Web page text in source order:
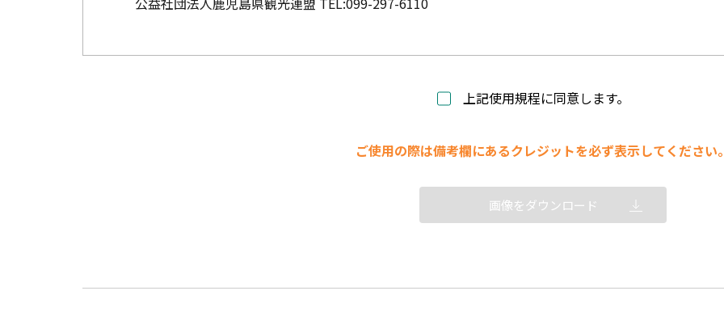
上記使用規程に同意します。
ご使用の際は備考欄にあるクレジットを必ず表示してください
画像をダウンロード